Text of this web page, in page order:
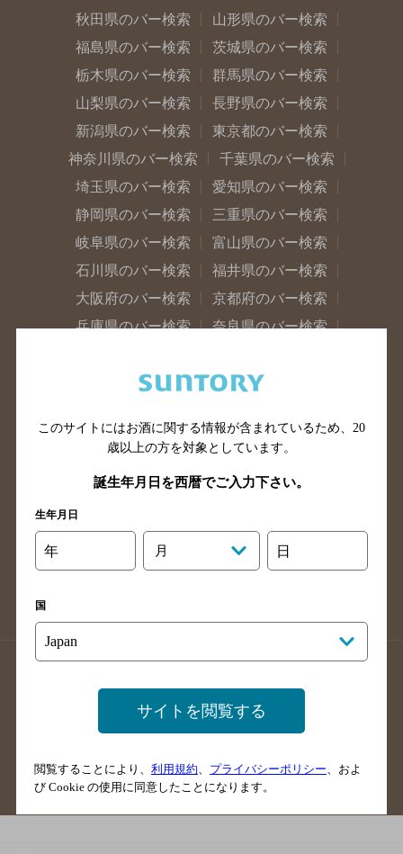
秋田県のバー検索
山形県のバー検索
福島県のバー検索
茨城県のバー検索
栃木県のバー検索
群馬県のバー検索
山梨県のバー検索
長野県のバー検索
新潟県のバー検索
東京都のバー検索
神奈川県のバー検索
千葉県のバー検索
埼玉県のバー検索
愛知県のバー検索
静岡県のバー検索
三重県のバー検索
岐阜県のバー検索
富山県のバー検索
石川県のバー検索
福井県のバー検索
大阪府のバー検索
京都府のバー検索
兵庫県のバー検索
奈良県のバー検索
広島県のバー検索
岡山県のバー検索
島根県のバー検索
徳島県のバー検索
高知県のバー検索
福岡県のバー検索
長崎県のバー検索
大分県のバー検索
熊本県のバー検索
掲載店舗様ログイン
サイトマップ ご意見・ご感想
このサイトにはお酒に関する情報が含まれているため、 20
歳以上の方を対象としています。
誕生年月日を西暦でご入力下さい。
生年月日
年 月 日
国
サイトを閲覧する
閲覧することにより、 利用規約 プライバシーポリシー 、およ
び Cookie の使用に同意したことになります。